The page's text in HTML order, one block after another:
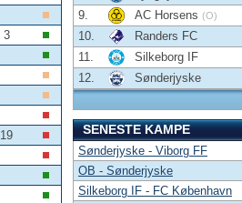
3
19
9.
AC Horsens (O)
10.
Randers FC
11.
Silkeborg IF
12.
Sønderjyske
SENESTE KAMPE
Sønderjyske - Viborg FF
OB - Sønderjyske
Silkeborg IF - FC København